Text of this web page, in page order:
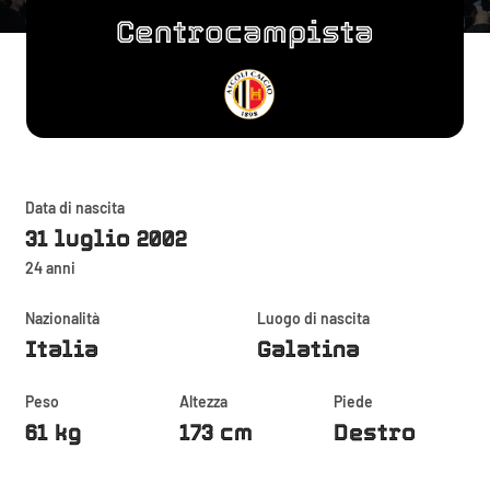
Centrocampista
Data di nascita
31 luglio 2002
24 anni
Nazionalità
Italia
Luogo di nascita
Galatina
Peso
61 kg
Altezza
173 cm
Piede
Destro